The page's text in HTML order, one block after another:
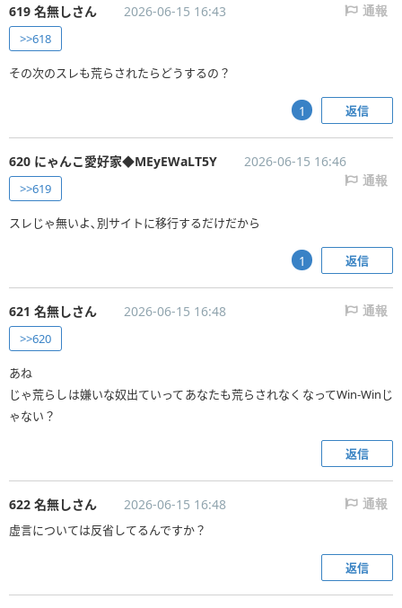
619 名無しさん 2026-06-15 16:43 通報
>>618
その次のスレも荒らされたらどうするの？
返信
1
620 にゃんこ愛好家◆MEyEWaLT5Y 2026-06-15 16:46
通報
>>619
スレじゃ無いよ､別サイトに移行するだけだから
返信
1
621 名無しさん 2026-06-15 16:48 通報
>>620
あね
じゃ荒らしは嫌いな奴出ていってあなたも荒らされなくなってWin-Winじ
ゃない？
返信
622 名無しさん 2026-06-15 16:48 通報
虚言については反省してるんですか？
返信